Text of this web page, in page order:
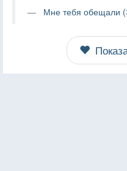
Мне тебя обещали